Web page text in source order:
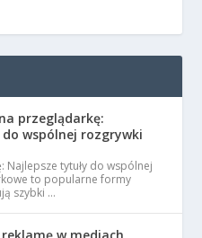
przeglądarkę:
wspólnej rozgrywki
tytuły do wspólnej
to popularne formy
szybki …
w mediach